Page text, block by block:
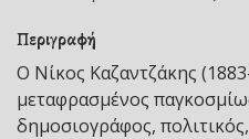
Περιγραφή
Ο Νίκος Καζαντζάκης
μεταφρασμένος
δημοσιογράφος,